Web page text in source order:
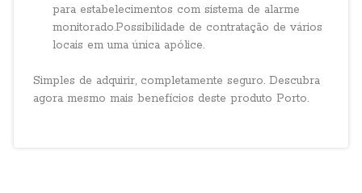
para estabelecimentos com sistema de alarme
monitorado.Possibilidade de contratação de vários
locais em uma única apólice.
Simples de adquirir, completamente seguro. Descubra
agora mesmo mais benefícios deste produto Porto.